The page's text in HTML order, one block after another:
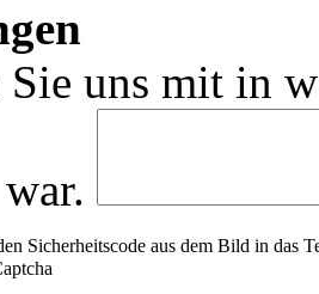
uns mit in
Sicherheitscode aus dem Bild in das